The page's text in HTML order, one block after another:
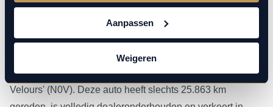
Aanpassen
Weigeren
Roc
Dit betreft een zeer luxe en sportief uitgevoerde
Volkswagen T-Roc Cabrio 1.5 TSI (150 pk) R-Line. Kleur
exterieur: Pure White (0Q0Q) en interieur: Stof 'R-Line / Art
Velours' (N0V). Deze auto heeft slechts 25.863 km